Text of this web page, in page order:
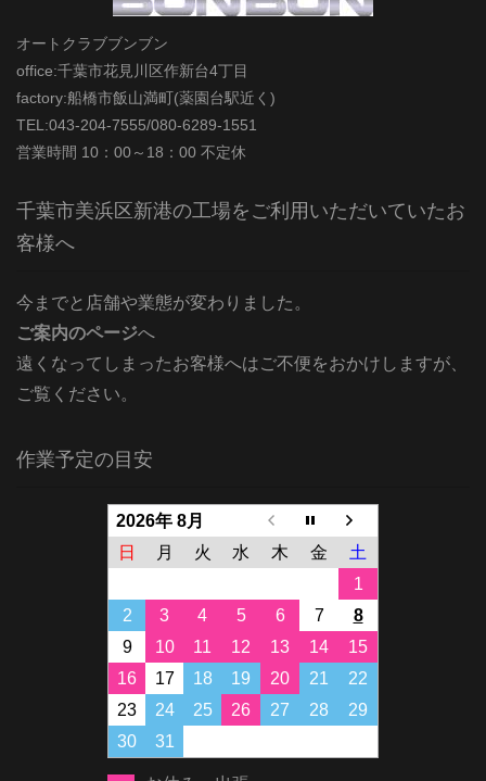
オートクラブブンブン
office:千葉市花見川区作新台4丁目
factory:船橋市飯山満町(薬園台駅近く)
TEL:043-204-7555/080-6289-1551
営業時間 10：00～18：00 不定休
千葉市美浜区新港の工場をご利用いただいていたお
客様へ
今までと店舗や業態が変わりました。
ご案内のページへ
遠くなってしまったお客様へはご不便をおかけしますが、
ご覧ください。
作業予定の目安
2026年 8月
日
月 火 水 木 金
土
1
2
3 4 5 6 7
8
9
10 11 12 13 14
15
16
17 18 19 20 21
22
23
24 25 26 27 28
29
30
31